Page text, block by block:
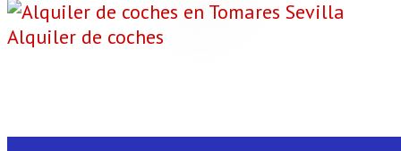
Alquiler de coches